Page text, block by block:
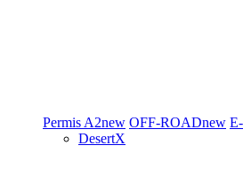
Permis A2new OFF-ROADnew
DesertX